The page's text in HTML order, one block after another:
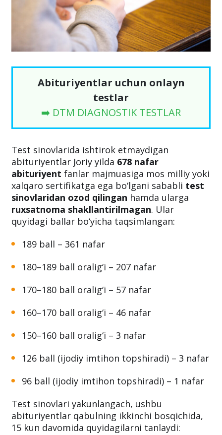
Abituriyentlar uchun onlayn
testlar
➡️ DTM DIAGNOSTIK TESTLAR
Test sinovlarida ishtirok etmaydigan
abituriyentlar Joriy yilda 678 nafar
abituriyent fanlar majmuasiga mos milliy yoki
xalqaro sertifikatga ega bo‘lgani sababli test
sinovlaridan ozod qilingan hamda ularga
ruxsatnoma shakllantirilmagan. Ular
quyidagi ballar bo‘yicha taqsimlangan:
189 ball – 361 nafar
180–189 ball oralig‘i – 207 nafar
170–180 ball oralig‘i – 57 nafar
160–170 ball oralig‘i – 46 nafar
150–160 ball oralig‘i – 3 nafar
126 ball (ijodiy imtihon topshiradi) – 3 nafar
96 ball (ijodiy imtihon topshiradi) – 1 nafar
Test sinovlari yakunlangach, ushbu
abituriyentlar qabulning ikkinchi bosqichida,
15 kun davomida quyidagilarni tanlaydi: